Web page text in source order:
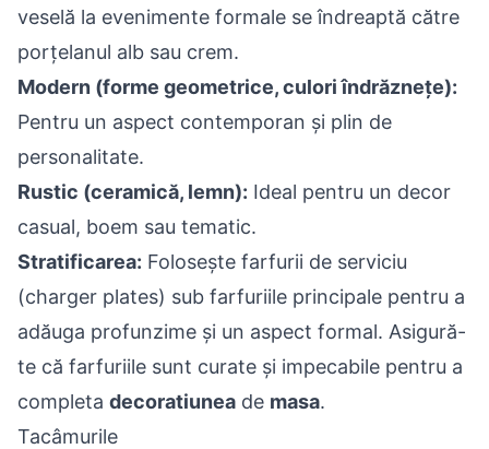
veselă la evenimente formale se îndreaptă către
porțelanul alb sau crem.
Modern (forme geometrice, culori îndrăznețe):
Pentru un aspect contemporan și plin de
personalitate.
Rustic (ceramică, lemn): Ideal pentru un decor
casual, boem sau tematic.
Stratificarea: Folosește farfurii de serviciu
(charger plates) sub farfuriile principale pentru a
adăuga profunzime și un aspect formal. Asigură-
te că farfuriile sunt curate și impecabile pentru a
completa decoratiunea de masa.
Tacâmurile